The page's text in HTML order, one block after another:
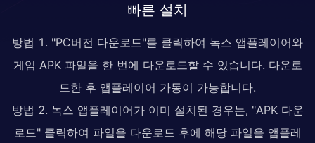
빠른 설치
방법 1. "PC버전 다운로드"를 클릭하여 녹스 앱플레이어와
게임 APK 파일을 한 번에 다운로드할 수 있습니다. 다운로
드한 후 앱플레이어 가동이 가능합니다.
방법 2. 녹스 앱플레이어가 이미 설치된 경우는, "APK 다운
로드" 클릭하여 파일을 다운로드 후에 해당 파일을 앱플레